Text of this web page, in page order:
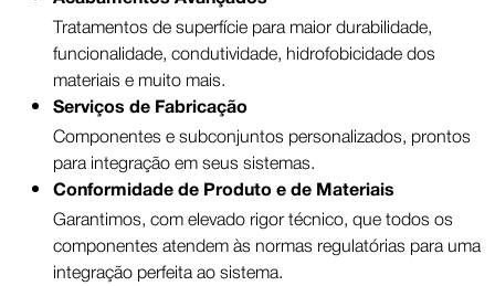
Tratamentos de superfície para maior durabilidade,
funcionalidade, condutividade, hidrofobicidade dos
materiais e muito mais.
Serviços de Fabricação
Componentes e subconjuntos personalizados, prontos
para integração em seus sistemas.
Conformidade de Produto e de Materiais
Garantimos, com elevado rigor técnico, que todos os
componentes atendem às normas regulatórias para uma
integração perfeita ao sistema.